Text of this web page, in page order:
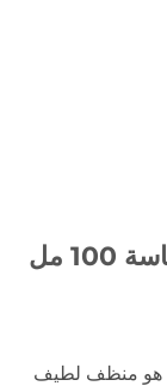
مل
ميسيلار للبشرة الحساسة 100 مل هو منظف لطيف